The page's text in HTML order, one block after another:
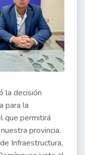
la decisión
para la
que permitirá
provincia.
Infraestructura,